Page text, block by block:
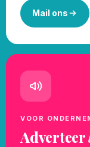
Mail ons
VOOR
Adverteer